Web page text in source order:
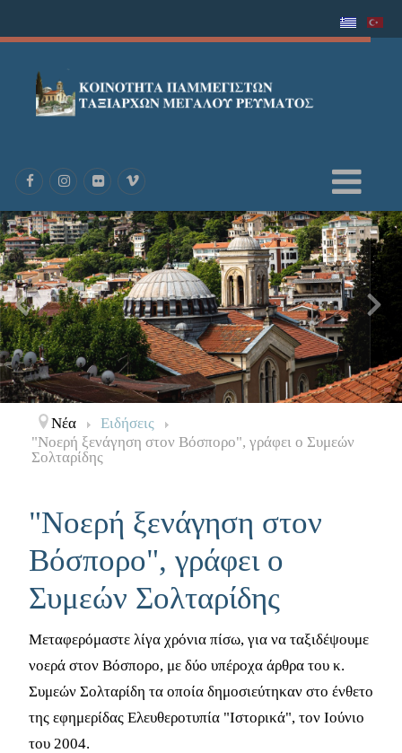
Νέα
Ειδήσεις
"Νοερή ξενάγηση στον Βόσπορο", γράφει ο Συμεών
Σολταρίδης
"Νοερή ξενάγηση στον
Βόσπορο", γράφει ο
Συμεών Σολταρίδης
Μεταφερόμαστε λίγα χρόνια πίσω, για να ταξιδέψουμε
νοερά στον Βόσπορο, με δύο υπέροχα άρθρα του κ.
Συμεών Σολταρίδη τα οποία δημοσιεύτηκαν στο ένθετο
της εφημερίδας Ελευθεροτυπία "Ιστορικά", τον Ιούνιο
του 2004.